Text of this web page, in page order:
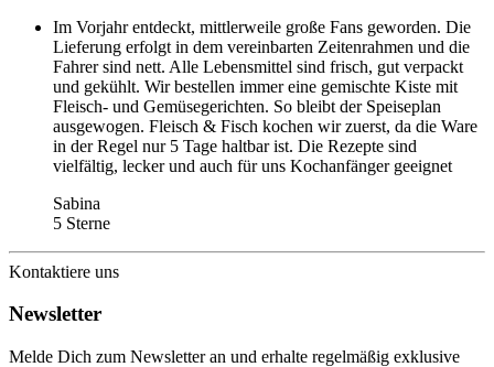
Im Vorjahr entdeckt, mittlerweile große Fans geworden. Die
Lieferung erfolgt in dem vereinbarten Zeitenrahmen und die
Fahrer sind nett. Alle Lebensmittel sind frisch, gut verpackt
und gekühlt. Wir bestellen immer eine gemischte Kiste mit
Fleisch- und Gemüsegerichten. So bleibt der Speiseplan
ausgewogen. Fleisch & Fisch kochen wir zuerst, da die Ware
in der Regel nur 5 Tage haltbar ist. Die Rezepte sind
vielfältig, lecker und auch für uns Kochanfänger geeignet
Sabina
5 Sterne
Kontaktiere uns
Newsletter
Melde Dich zum Newsletter an und erhalte regelmäßig exklusive